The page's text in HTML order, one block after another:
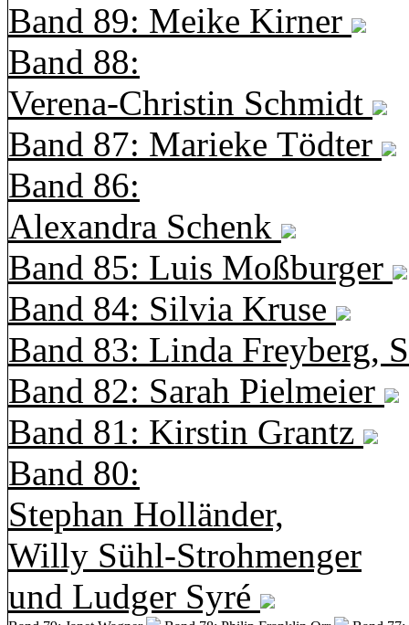
Band 89: Meike Kirner
Band 88:
Verena-Christin Schmidt
Band 87: Marieke Tödter
Band 86:
Alexandra Schenk
Band 85: Luis Moßburger
Band 84: Silvia Kruse
Band 83: Linda Freyberg,
Band 82: Sarah Pielmeier
Band 81: Kirstin Grantz
Band 80:
Stephan Holländer,
Willy Sühl-Strohmenger
und Ludger Syré